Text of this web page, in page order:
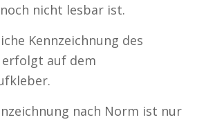
nicht lesbar ist.
Kennzeichnung des
erfolgt auf dem
nach Norm ist nur